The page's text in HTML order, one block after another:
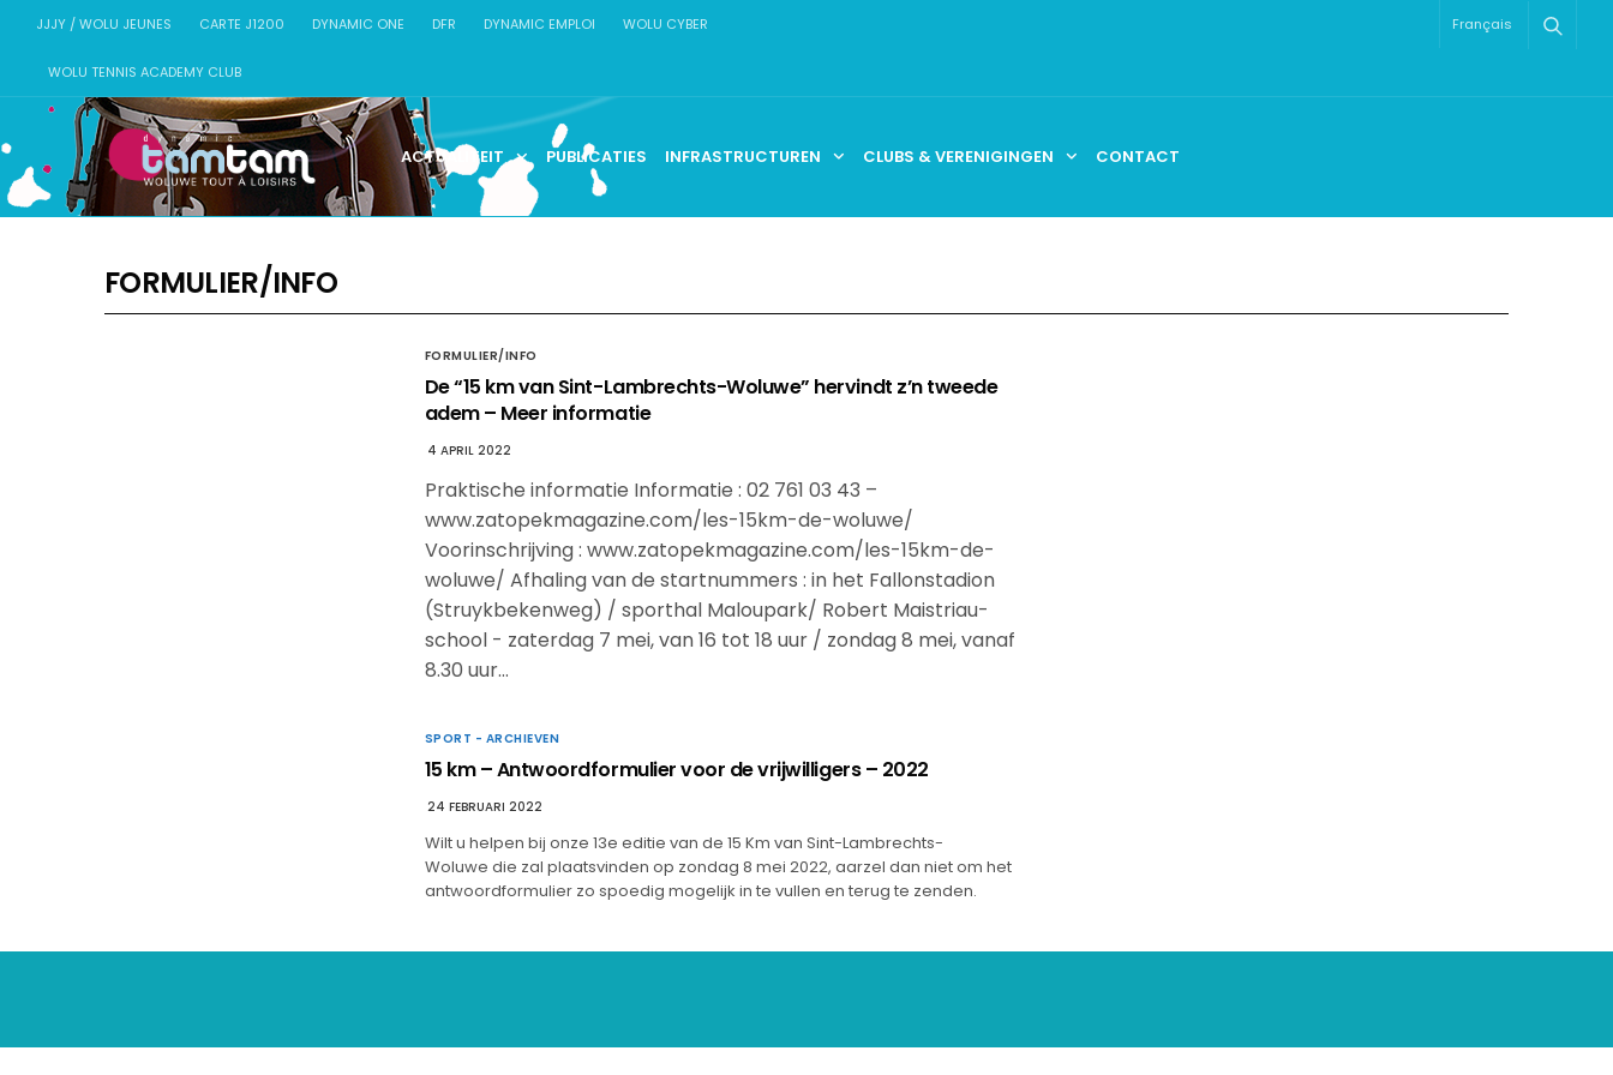
JJJY / WOLU JEUNES CARTE J1200 DYNAMIC ONE DFR DYNAMIC EMPLOI WOLU CYBER
WOLU TENNIS ACADEMY CLUB
Français
ACTUALITEIT PUBLICATIES INFRASTRUCTUREN CLUBS & VERENIGINGEN CONTACT
FORMULIER/INFO
FORMULIER/INFO
De “15 km van Sint-Lambrechts-Woluwe” hervindt z’n tweede
adem – Meer informatie
4 APRIL 2022
Praktische informatie Informatie : 02 761 03 43 –
www.zatopekmagazine.com/les-15km-de-woluwe/
Voorinschrijving : www.zatopekmagazine.com/les-15km-de-
woluwe/ Afhaling van de startnummers : in het Fallonstadion
(Struykbekenweg) / sporthal Maloupark/ Robert Maistriau-
school - zaterdag 7 mei, van 16 tot 18 uur / zondag 8 mei, vanaf
8.30 uur…
SPORT - ARCHIEVEN
15 km – Antwoordformulier voor de vrijwilligers – 2022
24 FEBRUARI 2022
Wilt u helpen bij onze 13e editie van de 15 Km van Sint-Lambrechts-
Woluwe die zal plaatsvinden op zondag 8 mei 2022, aarzel dan niet om het
antwoordformulier zo spoedig mogelijk in te vullen en terug te zenden.